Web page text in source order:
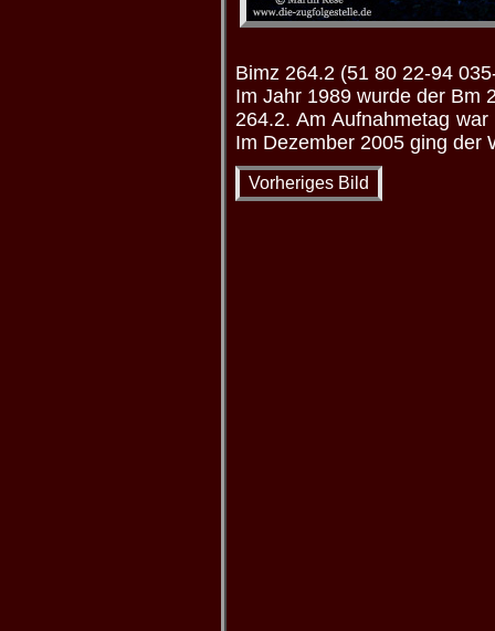
Bimz 264.2 (51 80 22-94
Im Jahr 1989 wurde der Bm
264.2. Am Aufnahmetag
Im Dezember 2005 ging der
Vorheriges Bild